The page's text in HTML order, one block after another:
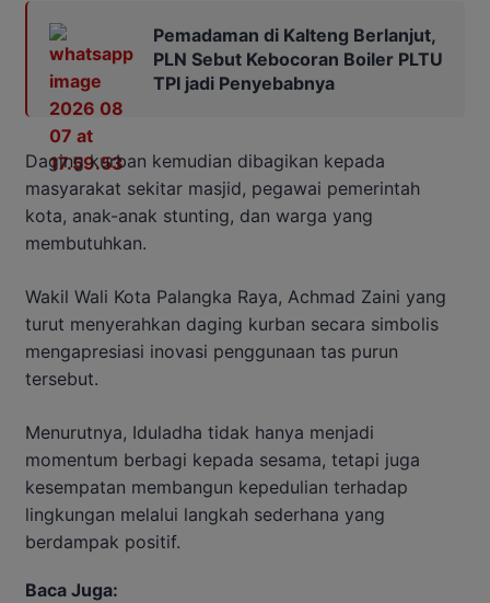
Pemadaman di Kalteng Berlanjut,
PLN Sebut Kebocoran Boiler PLTU
TPI jadi Penyebabnya
Daging kurban kemudian dibagikan kepada
masyarakat sekitar masjid, pegawai pemerintah
kota, anak-anak stunting, dan warga yang
membutuhkan.
Wakil Wali Kota Palangka Raya, Achmad Zaini yang
turut menyerahkan daging kurban secara simbolis
mengapresiasi inovasi penggunaan tas purun
tersebut.
Menurutnya, Iduladha tidak hanya menjadi
momentum berbagi kepada sesama, tetapi juga
kesempatan membangun kepedulian terhadap
lingkungan melalui langkah sederhana yang
berdampak positif.
Baca Juga: